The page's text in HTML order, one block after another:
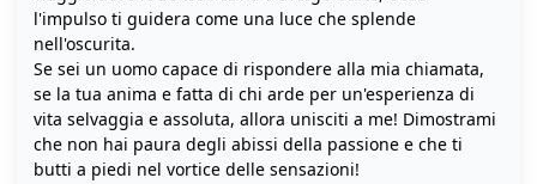
l'impulso ti guidera come una luce che splende
nell'oscurita.
Se sei un uomo capace di rispondere alla mia chiamata,
se la tua anima e fatta di chi arde per un'esperienza di
vita selvaggia e assoluta, allora unisciti a me! Dimostrami
che non hai paura degli abissi della passione e che ti
butti a piedi nel vortice delle sensazioni!